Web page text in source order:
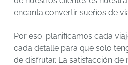
encanta convertir sueños de
Por eso, planificamos cada
cada detalle para que solo
de disfrutar. La satisfacción de